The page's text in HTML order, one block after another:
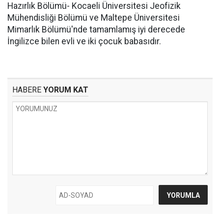
Hazırlık Bölümü- Kocaeli Üniversitesi Jeofizik
Mühendisliği Bölümü ve Maltepe Üniversitesi
Mimarlık Bölümü'nde tamamlamış iyi derecede
İngilizce bilen evli ve iki çocuk babasıdır.
HABERE YORUM KAT